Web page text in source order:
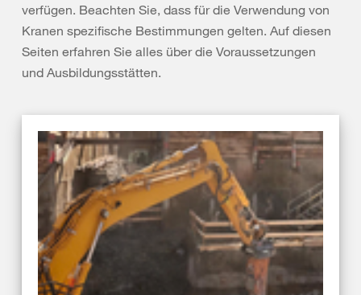
verfügen. Beachten Sie, dass für die Verwendung von
Kranen spezifische Bestimmungen gelten. Auf diesen
Seiten erfahren Sie alles über die Voraussetzungen
und Ausbildungsstätten.